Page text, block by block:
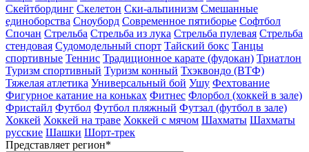
Скейтбординг Скелетон Ски-альпинизм Смешанные
единоборства Сноуборд Современное пятиборье Софтбол
Спочан Стрельба Стрельба из лука Стрельба пулевая Стрельба
стендовая Судомодельный спорт Тайский бокс Танцы
спортивные Теннис Традиционное карате (фудокан) Триатлон
Туризм cпортивный Туризм конный Тхэквондо (ВТФ)
Тяжелая атлетика Универсальный бой Ушу Фехтование
Фигурное катание на коньках Фитнес Флорбол (хоккей в зале)
Фристайл Футбол Футбол пляжный Футзал (футбол в зале)
Хоккей Хоккей на траве Хоккей с мячом Шахматы Шахматы
русские Шашки Шорт-трек
Представляет регион*